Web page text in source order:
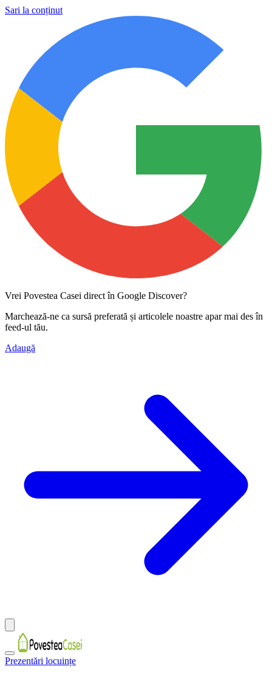
Sari la conținut
Vrei Povestea Casei direct în Google Discover?
Marchează-ne ca sursă preferată și articolele noastre apar mai des în
feed-ul tău.
Adaugă
Prezentări locuințe